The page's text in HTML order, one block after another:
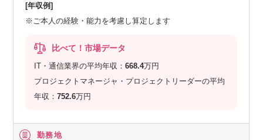
[年収例]
※ご本人の経験・能力を考慮し算定します
比べて！市場データ
IT・通信業界の平均年収：668.4万円
プロジェクトマネージャ・プロジェクトリーダーの平均
年収：752.6万円
勤務地